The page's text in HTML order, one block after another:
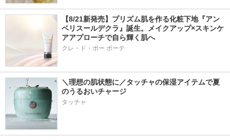
【8/21新発売】プリズム肌を作る化粧下地『アン
ベリスールデクラ』誕生。メイクアップ×スキンケ
アアプローチで自ら輝く肌へ
クレ・ド・ポー ボーテ
＼理想の肌状態に／タッチャの保湿アイテムで夏
のうるおいチャージ
タッチャ